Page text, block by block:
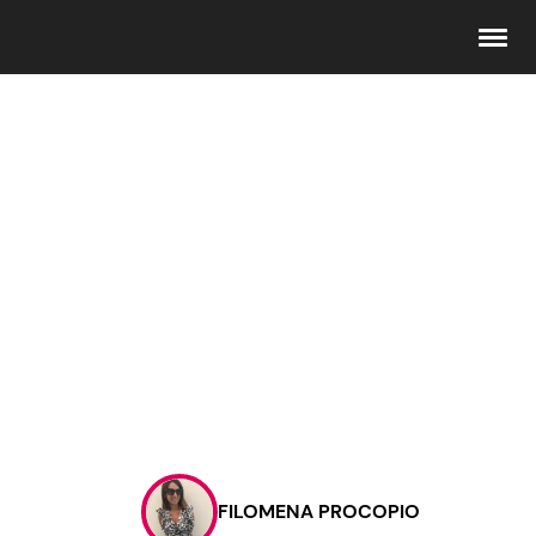
Contattaci
PubblicitàFILOMENA PROCOPIO